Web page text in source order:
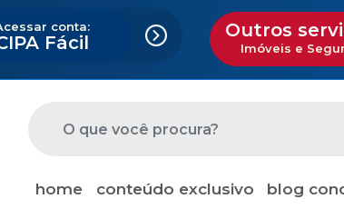
conta:
Fácil
Outros
Imóveis e
home conteúdo exclusivo blog